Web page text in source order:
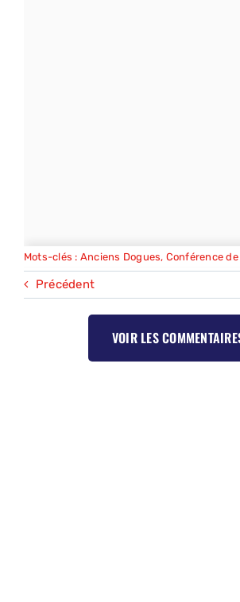
Mots-clés : Anciens Dogues, Conférence
Précédent
VOIR LES